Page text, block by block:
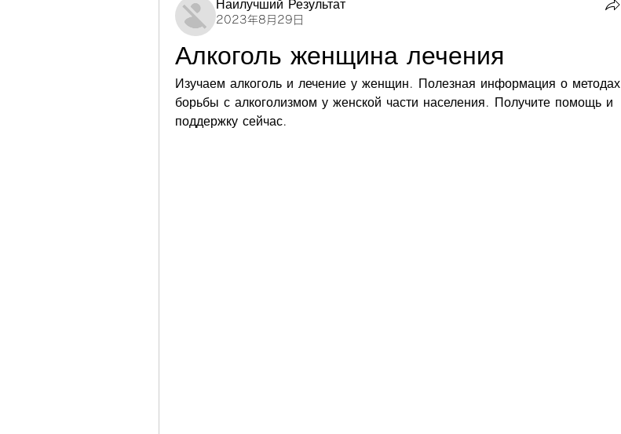
Наилучший Результат
2023年8月29日
Алкоголь женщина лечения
Изучаем алкоголь и лечение у женщин. Полезная информация о методах
борьбы с алкоголизмом у женской части населения. Получите помощь и
поддержку сейчас.